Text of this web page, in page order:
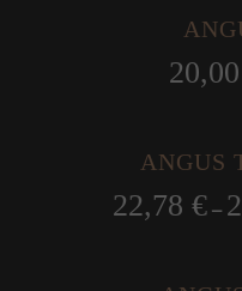
ANGUS
22,78 €–